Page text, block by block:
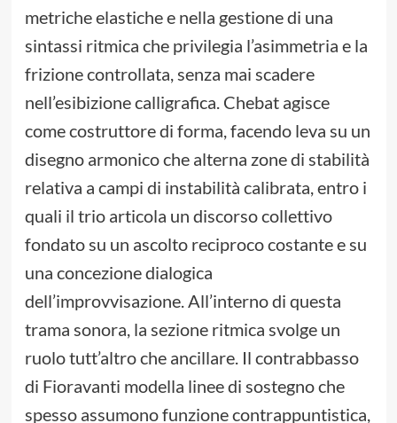
metriche elastiche e nella gestione di una
sintassi ritmica che privilegia l’asimmetria e la
frizione controllata, senza mai scadere
nell’esibizione calligrafica. Chebat agisce
come costruttore di forma, facendo leva su un
disegno armonico che alterna zone di stabilità
relativa a campi di instabilità calibrata, entro i
quali il trio articola un discorso collettivo
fondato su un ascolto reciproco costante e su
una concezione dialogica
dell’improvvisazione. All’interno di questa
trama sonora, la sezione ritmica svolge un
ruolo tutt’altro che ancillare. Il contrabbasso
di Fioravanti modella linee di sostegno che
spesso assumono funzione contrappuntistica,